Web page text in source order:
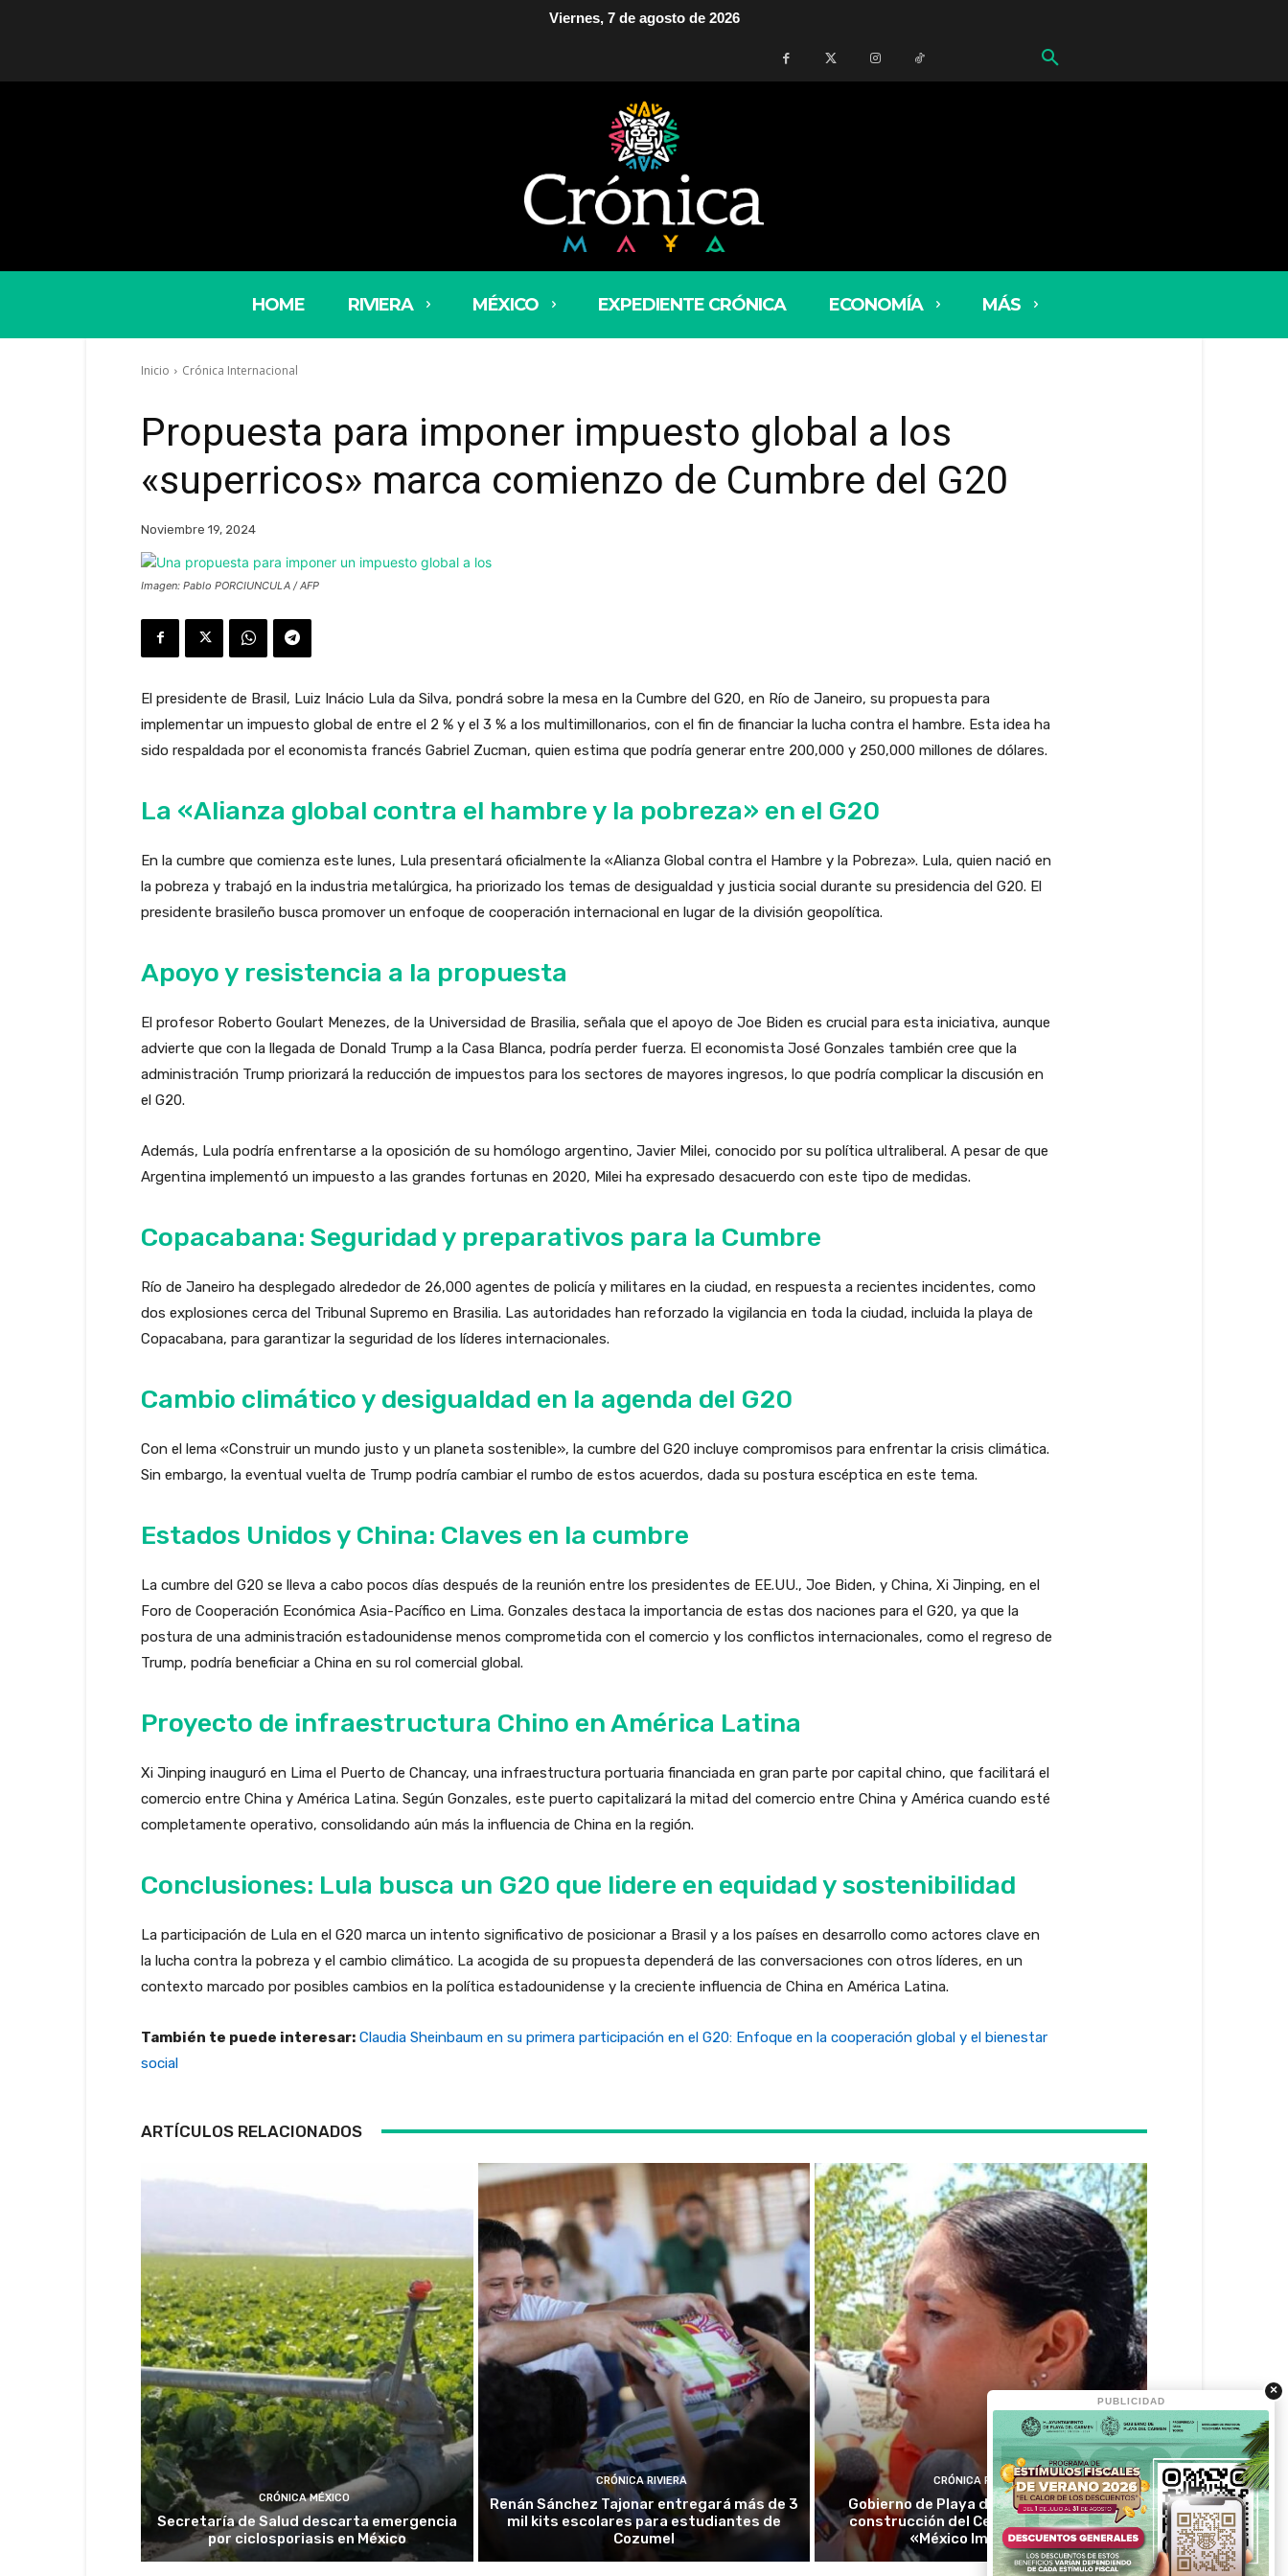
Viernes, 7 de agosto de 2026
HOME RIVIERA MÉXICO EXPEDIENTE CRÓNICA ECONOMÍA MÁS
Inicio Crónica Internacional
Propuesta para imponer impuesto global a los
«superricos» marca comienzo de Cumbre del G20
Noviembre 19, 2024
Imagen: Pablo PORCIUNCULA / AFP
El presidente de Brasil, Luiz Inácio Lula da Silva, pondrá sobre la mesa en la Cumbre del G20, en Río de Janeiro, su propuesta para
implementar un impuesto global de entre el 2 % y el 3 % a los multimillonarios, con el fin de financiar la lucha contra el hambre. Esta idea ha
sido respaldada por el economista francés Gabriel Zucman, quien estima que podría generar entre 200,000 y 250,000 millones de dólares.
La «Alianza global contra el hambre y la pobreza» en el G20
En la cumbre que comienza este lunes, Lula presentará oficialmente la «Alianza Global contra el Hambre y la Pobreza». Lula, quien nació en
la pobreza y trabajó en la industria metalúrgica, ha priorizado los temas de desigualdad y justicia social durante su presidencia del G20. El
presidente brasileño busca promover un enfoque de cooperación internacional en lugar de la división geopolítica.
Apoyo y resistencia a la propuesta
El profesor Roberto Goulart Menezes, de la Universidad de Brasilia, señala que el apoyo de Joe Biden es crucial para esta iniciativa, aunque
advierte que con la llegada de Donald Trump a la Casa Blanca, podría perder fuerza. El economista José Gonzales también cree que la
administración Trump priorizará la reducción de impuestos para los sectores de mayores ingresos, lo que podría complicar la discusión en
el G20.
Además, Lula podría enfrentarse a la oposición de su homólogo argentino, Javier Milei, conocido por su política ultraliberal. A pesar de que
Argentina implementó un impuesto a las grandes fortunas en 2020, Milei ha expresado desacuerdo con este tipo de medidas.
Copacabana: Seguridad y preparativos para la Cumbre
Río de Janeiro ha desplegado alrededor de 26,000 agentes de policía y militares en la ciudad, en respuesta a recientes incidentes, como
dos explosiones cerca del Tribunal Supremo en Brasilia. Las autoridades han reforzado la vigilancia en toda la ciudad, incluida la playa de
Copacabana, para garantizar la seguridad de los líderes internacionales.
Cambio climático y desigualdad en la agenda del G20
Con el lema «Construir un mundo justo y un planeta sostenible», la cumbre del G20 incluye compromisos para enfrentar la crisis climática.
Sin embargo, la eventual vuelta de Trump podría cambiar el rumbo de estos acuerdos, dada su postura escéptica en este tema.
Estados Unidos y China: Claves en la cumbre
La cumbre del G20 se lleva a cabo pocos días después de la reunión entre los presidentes de EE.UU., Joe Biden, y China, Xi Jinping, en el
Foro de Cooperación Económica Asia-Pacífico en Lima. Gonzales destaca la importancia de estas dos naciones para el G20, ya que la
postura de una administración estadounidense menos comprometida con el comercio y los conflictos internacionales, como el regreso de
Trump, podría beneficiar a China en su rol comercial global.
Proyecto de infraestructura Chino en América Latina
Xi Jinping inauguró en Lima el Puerto de Chancay, una infraestructura portuaria financiada en gran parte por capital chino, que facilitará el
comercio entre China y América Latina. Según Gonzales, este puerto capitalizará la mitad del comercio entre China y América cuando esté
completamente operativo, consolidando aún más la influencia de China en la región.
Conclusiones: Lula busca un G20 que lidere en equidad y sostenibilidad
La participación de Lula en el G20 marca un intento significativo de posicionar a Brasil y a los países en desarrollo como actores clave en
la lucha contra la pobreza y el cambio climático. La acogida de su propuesta dependerá de las conversaciones con otros líderes, en un
contexto marcado por posibles cambios en la política estadounidense y la creciente influencia de China en América Latina.
También te puede interesar: Claudia Sheinbaum en su primera participación en el G20: Enfoque en la cooperación global y el bienestar
social
ARTÍCULOS RELACIONADOS
CRÓNICA MÉXICO
Secretaría de Salud descarta emergencia
por ciclosporiasis en México
CRÓNICA RIVIERA
Renán Sánchez Tajonar entregará más de 3
mil kits escolares para estudiantes de
Cozumel
CRÓNICA RIVIERA
Gobierno de Playa del Carmen ratifica
construcción del Centro Comunitario
«México Imparable»
×
PUBLICIDAD